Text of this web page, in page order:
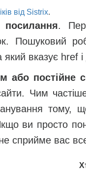
від Sistrix.
посилання.
Пошуковий
який вказує href
або постійне
Чим
тому,
ви просто
сприйме вас